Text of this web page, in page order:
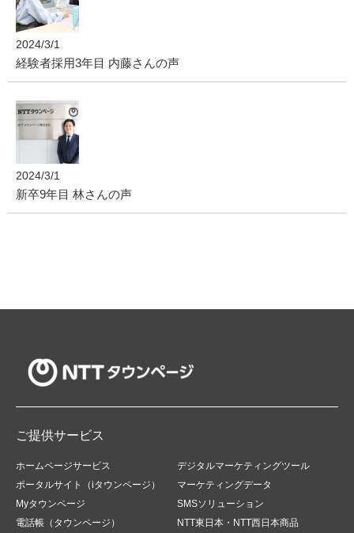
2024/3/1
経験者採用3年目 内藤さんの声
2024/3/1
新卒9年目 林さんの声
ご提供サービス
ホームページサービス
デジタルマーケティングツール
ポータルサイト（iタウンページ）
マーケティングデータ
Myタウンページ
SMSソリューション
電話帳（タウンページ）
NTT東日本・NTT西日本商品